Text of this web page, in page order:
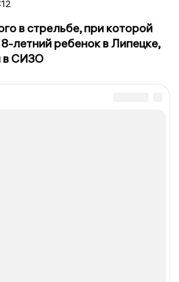
в стрельбе, при которой
летний ребенок в Липецке,
в СИЗО